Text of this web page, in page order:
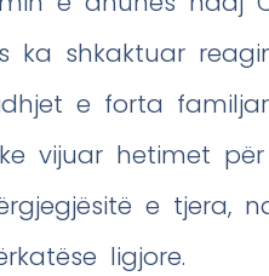
ka shkaktuar
e forta
vijuar hetimet
e tjera,
ligjore.